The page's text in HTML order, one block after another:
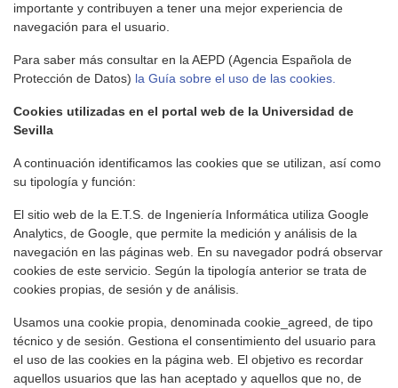
importante y contribuyen a tener una mejor experiencia de
navegación para el usuario.
Para saber más consultar en la AEPD (Agencia Española de
Protección de Datos) la Guía sobre el uso de las cookies.
Cookies utilizadas en el portal web de la Universidad de
Sevilla
A continuación identificamos las cookies que se utilizan, así como
su tipología y función:
El sitio web de la E.T.S. de Ingeniería Informática utiliza Google
Analytics, de Google, que permite la medición y análisis de la
navegación en las páginas web. En su navegador podrá observar
cookies de este servicio. Según la tipología anterior se trata de
cookies propias, de sesión y de análisis.
Usamos una cookie propia, denominada cookie_agreed, de tipo
técnico y de sesión. Gestiona el consentimiento del usuario para
el uso de las cookies en la página web. El objetivo es recordar
aquellos usuarios que las han aceptado y aquellos que no, de